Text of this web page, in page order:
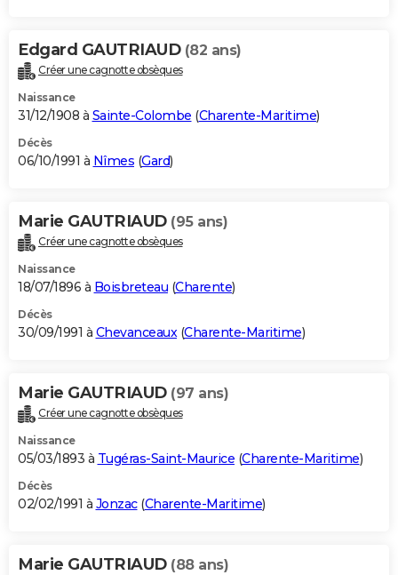
Edgard GAUTRIAUD (82 ans)
Créer une cagnotte obsèques
Naissance
31/12/1908 à Sainte-Colombe (Charente-Maritime)
Décès
06/10/1991 à Nîmes (Gard)
Marie GAUTRIAUD (95 ans)
Créer une cagnotte obsèques
Naissance
18/07/1896 à Boisbreteau (Charente)
Décès
30/09/1991 à Chevanceaux(Charente-Maritime)
Marie GAUTRIAUD (97 ans)
Créer une cagnotte obsèques
Naissance
05/03/1893 à Tugéras-Saint-Maurice (Charente-Maritime)
Décès
02/02/1991 à Jonzac(Charente-Maritime)
Marie GAUTRIAUD (88 ans)